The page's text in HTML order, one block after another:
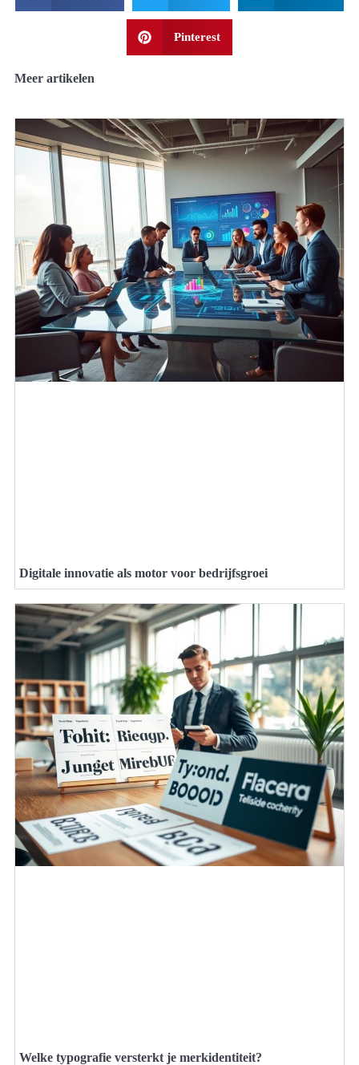
Pinterest
Meer artikelen
Digitale innovatie als motor voor bedrijfsgroei
Welke typografie versterkt je merkidentiteit?